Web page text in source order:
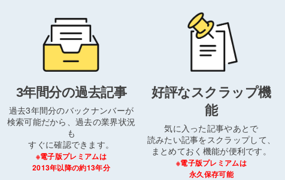
3年間分の過去記事
過去3年間分のバックナンバーが
検索可能だから、過去の業界状況
も
すぐに確認できます。
※電子版プレミアムは
2013年以降の約13年分
好評なスクラップ機
能
気に入った記事やあとで
読みたい記事をスクラップして、
まとめておく機能が便利です。
※電子版プレミアムは
永久保存可能